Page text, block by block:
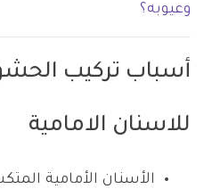
وعيوبه؟
أسباب تركيب
للاسنان الامامية
الأسنان الأمامية